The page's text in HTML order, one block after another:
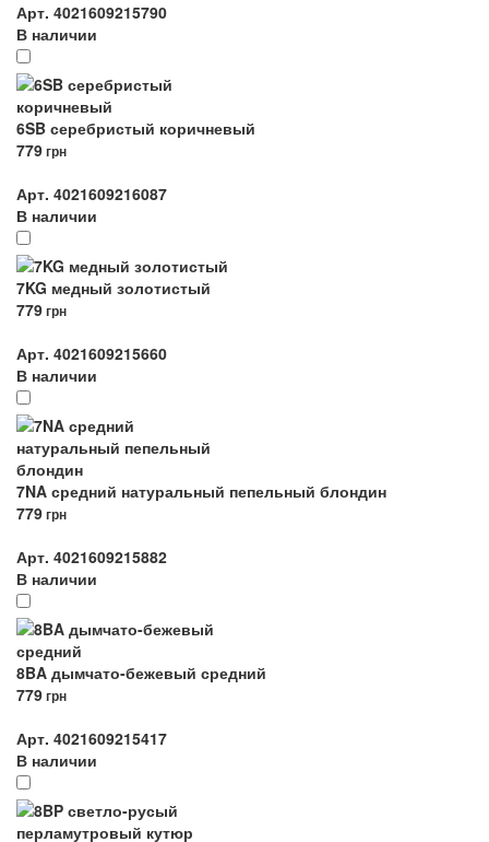
Арт. 4021609215790
В наличии
6SB серебристый коричневый
779грн
Арт. 4021609216087
В наличии
7KG медный золотистый
779грн
Арт. 4021609215660
В наличии
7NA средний натуральный пепельный блондин
779грн
Арт. 4021609215882
В наличии
8BA дымчато-бежевый средний
779грн
Арт. 4021609215417
В наличии